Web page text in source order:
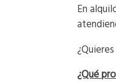
En
¿Qué